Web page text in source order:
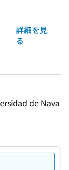
詳細を見
る
de Nava